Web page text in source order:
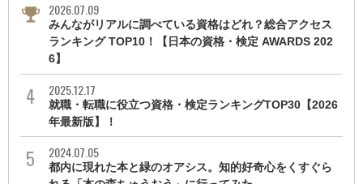
2026.07.09
みんながリアルに調べている資格はどれ？総合アクセス
ランキング TOP10！【日本の資格・検定 AWARDS 202
6】
2025.12.17
就職・転職に役立つ資格・検定ランキングTOP30【2026
年最新版】！
2024.07.05
都内に現れた本と緑のオアシス。知的好奇心をくすぐら